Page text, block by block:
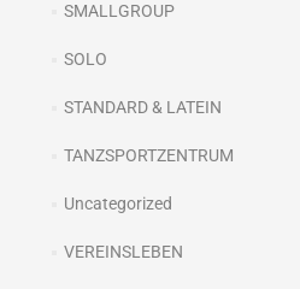
SMALLGROUP
SOLO
STANDARD & LATEIN
TANZSPORTZENTRUM
Uncategorized
VEREINSLEBEN